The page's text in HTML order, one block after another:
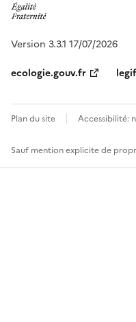
Version 3.3.1 17/07/2026
ecologie.gouv.fr
Plan du site Accessibilité:
Sauf mention explicite de